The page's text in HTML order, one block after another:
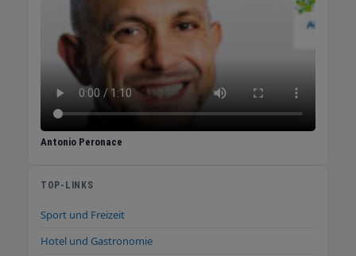
Antonio Peronace
TOP-LINKS
Sport und Freizeit
Hotel und Gastronomie